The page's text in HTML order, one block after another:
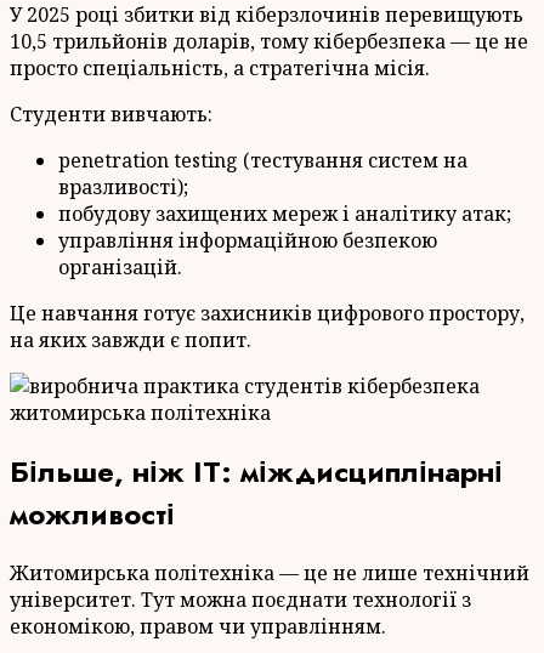
У 2025 році збитки від кіберзлочинів перевищують
10,5 трильйонів доларів, тому кібербезпека — це не
просто спеціальність, а стратегічна місія.
Студенти вивчають:
penetration testing (тестування систем на
вразливості);
побудову захищених мереж і аналітику атак;
управління інформаційною безпекою
організацій.
Це навчання готує захисників цифрового простору,
на яких завжди є попит.
Більше, ніж IT: міждисциплінарні
можливості
Житомирська політехніка — це не лише технічний
університет. Тут можна поєднати технології з
економікою, правом чи управлінням.